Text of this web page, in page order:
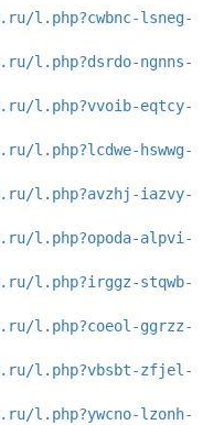
l.php?cwbnc-lsneg-
l.php?dsrdo-ngnns-
l.php?vvoib-eqtcy-
l.php?lcdwe-hswwg-
l.php?avzhj-iazvy-
l.php?opoda-alpvi-
l.php?irggz-stqwb-
l.php?coeol-ggrzz-
l.php?vbsbt-zfjel-
l.php?ywcno-lzonh-